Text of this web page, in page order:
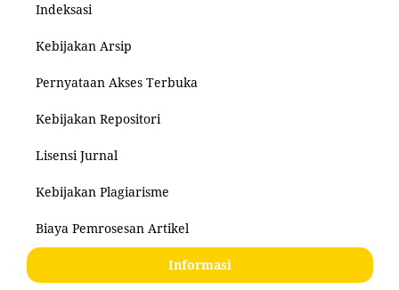
Indeksasi
Kebijakan Arsip
Pernyataan Akses Terbuka
Kebijakan Repositori
Lisensi Jurnal
Kebijakan Plagiarisme
Biaya Pemrosesan Artikel
Informasi